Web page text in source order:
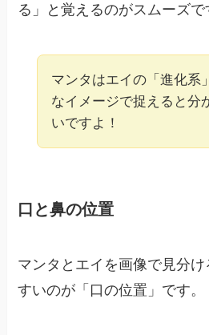
る」と覚えるのがスムーズで
マンタはエイの「進化系
なイメージで捉えると分
いですよ！
口と鼻の位置
マンタとエイを画像で見分
すいのが「口の位置」です。